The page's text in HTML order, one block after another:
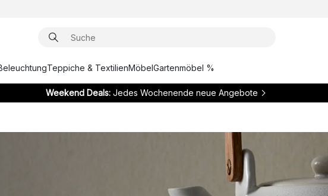
Teppiche & TextilienMöbelGartenmöbel %
Weekend Deals:Jedes Wochenende neue Angebote